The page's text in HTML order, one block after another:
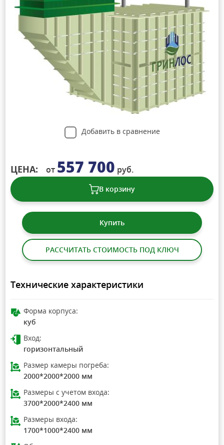
Добавить в сравнение
ЦЕНА: от 557 700 руб.
В корзину
Купить
РАССЧИТАТЬ СТОИМОСТЬ ПОД КЛЮЧ
Технические характеристики
Форма корпуса:
куб
Вход:
горизонтальный
Размер камеры погреба:
2000*2000*2000 мм
Размеры с учетом входа:
3700*2000*2400 мм
Размеры входа:
1700*1000*2400 мм